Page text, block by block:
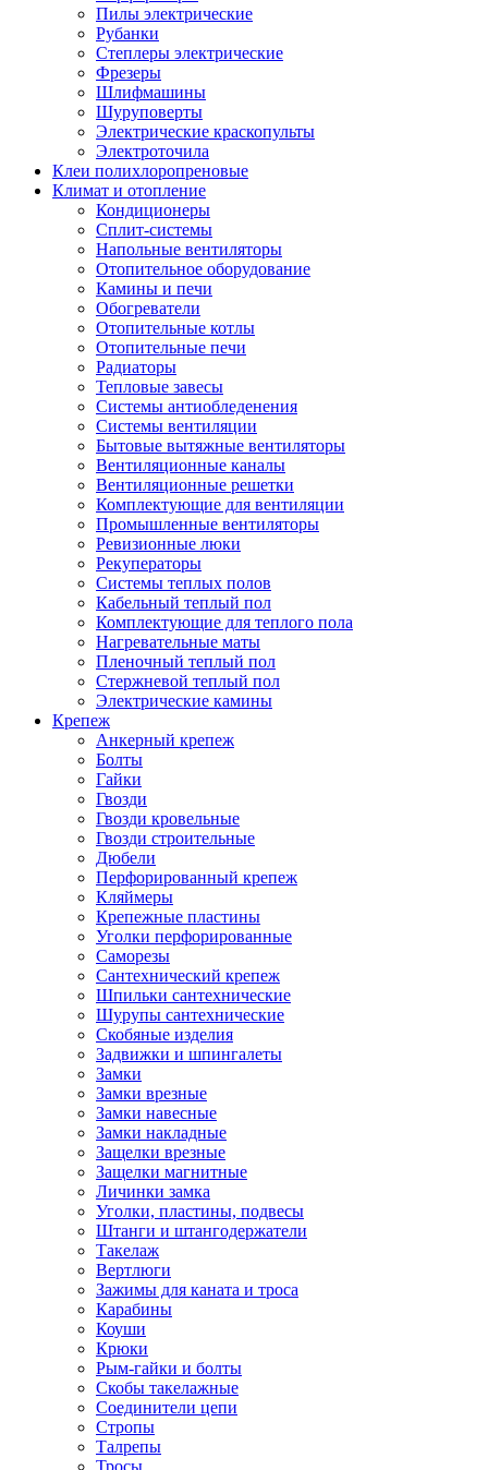
Пилы электрические
Рубанки
Степлеры электрические
Фрезеры
Шлифмашины
Шуруповерты
Электрические краскопульты
Электроточила
Клеи полихлоропреновые
Климат и отопление
Кондиционеры
Сплит-системы
Напольные вентиляторы
Отопительное оборудование
Камины и печи
Обогреватели
Отопительные котлы
Отопительные печи
Радиаторы
Тепловые завесы
Системы антиобледенения
Системы вентиляции
Бытовые вытяжные вентиляторы
Вентиляционные каналы
Вентиляционные решетки
Комплектующие для вентиляции
Промышленные вентиляторы
Ревизионные люки
Рекуператоры
Системы теплых полов
Кабельный теплый пол
Комплектующие для теплого пола
Нагревательные маты
Пленочный теплый пол
Стержневой теплый пол
Электрические камины
Крепеж
Анкерный крепеж
Болты
Гайки
Гвозди
Гвозди кровельные
Гвозди строительные
Дюбели
Перфорированный крепеж
Кляймеры
Крепежные пластины
Уголки перфорированные
Саморезы
Сантехнический крепеж
Шпильки сантехнические
Шурупы сантехнические
Скобяные изделия
Задвижки и шпингалеты
Замки
Замки врезные
Замки навесные
Замки накладные
Защелки врезные
Защелки магнитные
Личинки замка
Уголки, пластины, подвесы
Штанги и штангодержатели
Такелаж
Вертлюги
Зажимы для каната и троса
Карабины
Коуши
Крюки
Рым-гайки и болты
Скобы такелажные
Соединители цепи
Стропы
Талрепы
Тросы